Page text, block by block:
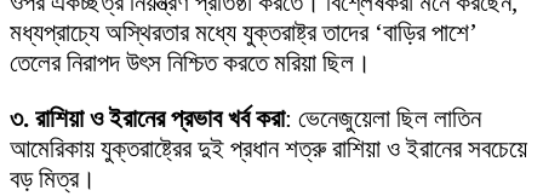
মধ্যপ্রাচ্যে অস্থিরতার মধ্যে যুক্তরাষ্ট্র তাদের ‘বাড়ির পাশে’
তেলের নিরাপদ উৎস নিশ্চিত করতে মরিয়া ছিল।
৩. রাশিয়া ও ইরানের প্রভাব খর্ব করা: ভেনেজুয়েলা ছিল লাতিন
আমেরিকায় যুক্তরাষ্ট্রের দুই প্রধান শত্রু রাশিয়া ও ইরানের সবচেয়ে
বড় মিত্র।